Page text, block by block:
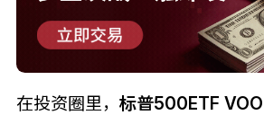
在投资圈里， 标普500ETF VOO